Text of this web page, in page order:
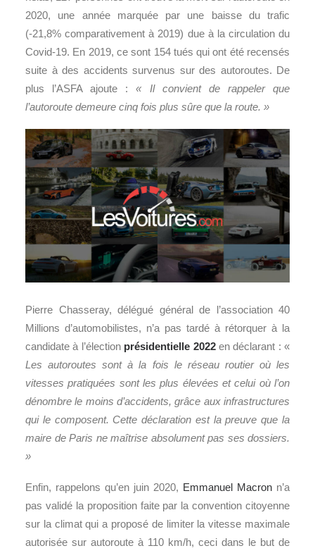
2020, une année marquée par une baisse du trafic
(-21,8% comparativement à 2019) due à la circulation du
Covid-19. En 2019, ce sont 154 tués qui ont été recensés
suite à des accidents survenus sur des autoroutes. De
plus l’ASFA ajoute :« Il convient de rappeler que
l’autoroute demeure cinq fois plus sûre que la route. »
Pierre Chasseray, délégué général de l’association 40
Millions d’automobilistes, n’a pas tardé à rétorquer à la
candidate à l’élection présidentielle 2022en déclarant : «
Les autoroutes sont à la fois le réseau routier où les
vitesses pratiquées sont les plus élevées et celui où l’on
dénombre le moins d’accidents, grâce aux infrastructures
qui le composent. Cette déclaration est la preuve que la
maire de Paris ne maîtrise absolument pas ses dossiers.
»
Enfin, rappelons qu’en juin 2020, Emmanuel Macron n’a
pas validé la proposition faite par la convention citoyenne
sur la climat qui a proposé de limiter la vitesse maximale
autorisée sur autoroute à 110 km/h, ceci dans le but de